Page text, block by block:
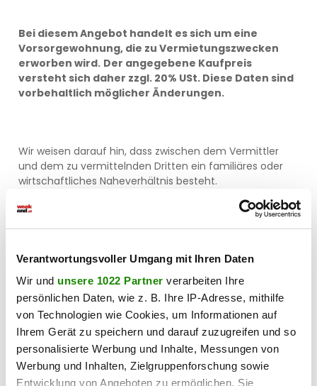
Verantwortungsvoller Umgang mit Ihren Daten
Wir und unsere 1022 Partner verarbeiten Ihre
persönlichen Daten, wie z. B. Ihre IP-Adresse, mithilfe
von Technologien wie Cookies, um Informationen auf
Ihrem Gerät zu speichern und darauf zuzugreifen und so
personalisierte Werbung und Inhalte, Messungen von
Werbung und Inhalten, Zielgruppenforschung sowie
Entwicklung von Angeboten zu ermöglichen. Sie
Bei diesem Angebot handelt es sich um eine
Vorsorgewohnung, die zu Vermietungszwecken
erworben wird. Der angegebene Kaufpreis
versteht sich daher zzgl. 20% USt. Diese Daten sind
vorbehaltlich möglicher Änderungen.
Wir weisen darauf hin, dass zwischen dem Vermittler
und dem zu vermittelnden Dritten ein familiäres oder
wirtschaftliches Naheverhältnis besteht.
Der Vermittler ist als Doppelmakler tätig.